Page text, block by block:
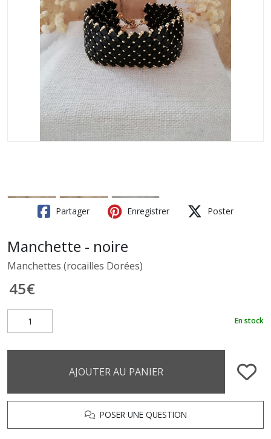
Partager Enregistrer Poster
Manchette - noire
Manchettes (rocailles Dorées)
45€
En stock
AJOUTER AU PANIER
POSER UNE QUESTION